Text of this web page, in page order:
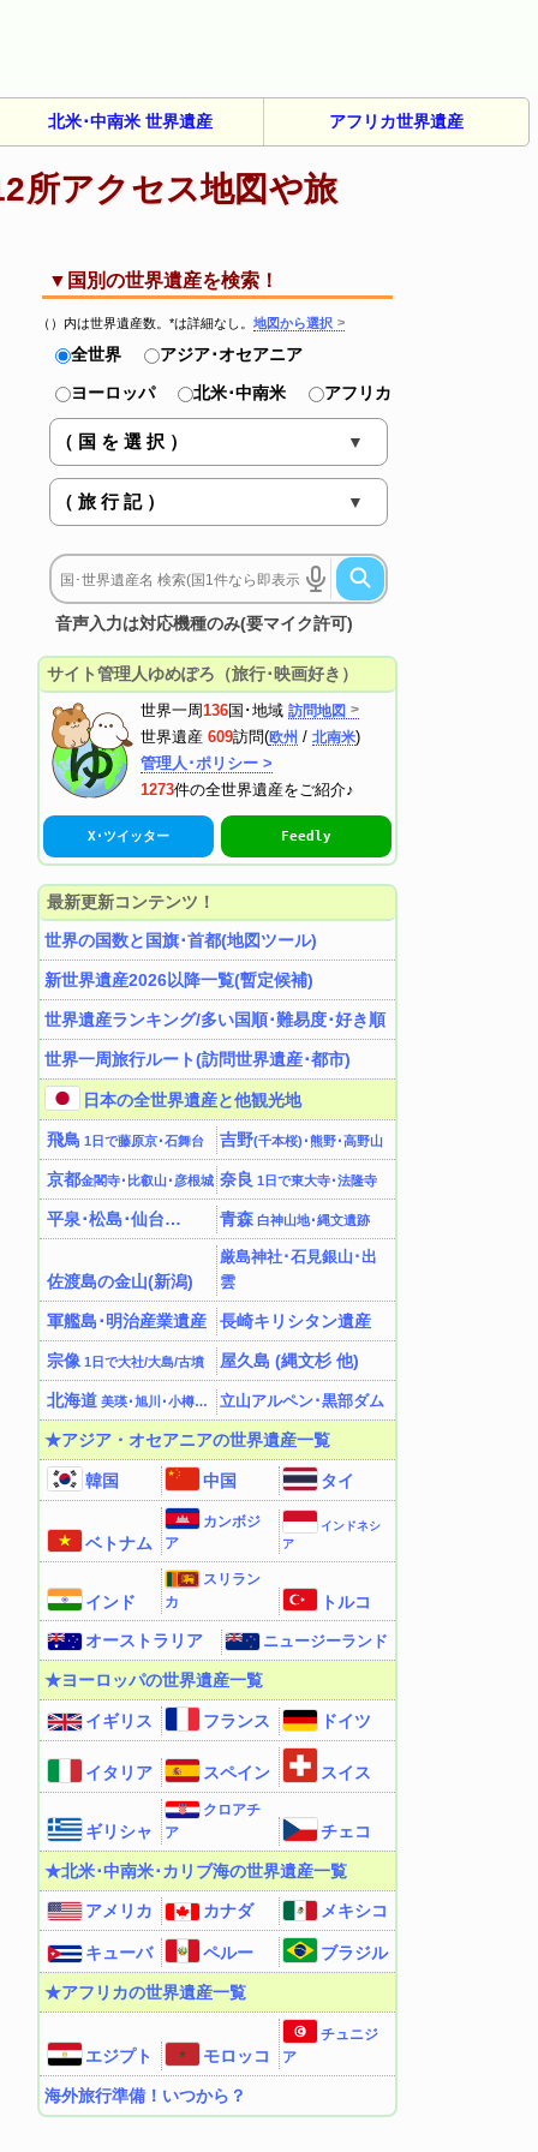
北米･中南米 世界遺産 アフリカ世界遺産
所アクセス地図や旅
▼国別の世界遺産を検索！
（）内は世界遺産数。*は詳細なし。 地図から選択
全世界
アジア･オセアニア
ヨーロッパ
北米･中南米 アフリカ
音声入力は対応機種のみ(要マイク許可)
サイト管理人ゆめぽろ（旅行･映画好き）
世界一周136国･地域 訪問地図
世界遺産 609訪問(欧州 / 北南米)
管理人･ポリシー >
1273件の全世界遺産をご紹介♪
X･ツイッター Feedly
最新更新コンテンツ！
世界の国数と国旗･首都(地図ツール)
新世界遺産2026以降一覧(暫定候補)
世界遺産ランキング/多い国順･難易度･好き順
世界一周旅行ルート(訪問世界遺産･都市)
日本の全世界遺産と他観光地
飛鳥 1日で藤原京･石舞台 吉野(千本桜)･熊野･高野山
京都金閣寺･比叡山･彦根城 奈良 1日で東大寺･法隆寺
平泉･松島･仙台… 青森 白神山地･縄文遺跡
佐渡島の金山(新潟)
厳島神社･石見銀山･出
雲
軍艦島･明治産業遺産 長崎キリシタン遺産
宗像 1日で大社/大島/古墳 屋久島 (縄文杉 他)
北海道 美瑛･旭川･小樽… 立山アルペン･黒部ダム
★アジア・オセアニアの世界遺産一覧
韓国 中国 タイ
ベトナム
カンボジ
ア
インドネシ
ア
インド
スリラン
カ
トルコ
オーストラリア ニュージーランド
★ヨーロッパの世界遺産一覧
イギリス フランス ドイツ
イタリア スペイン スイス
ギリシャ
クロアチ
ア
チェコ
★北米･中南米･カリブ海の世界遺産一覧
アメリカ カナダ メキシコ
キューバ ペルー ブラジル
★アフリカの世界遺産一覧
エジプト モロッコ
チュニジ
ア
海外旅行準備！いつから？